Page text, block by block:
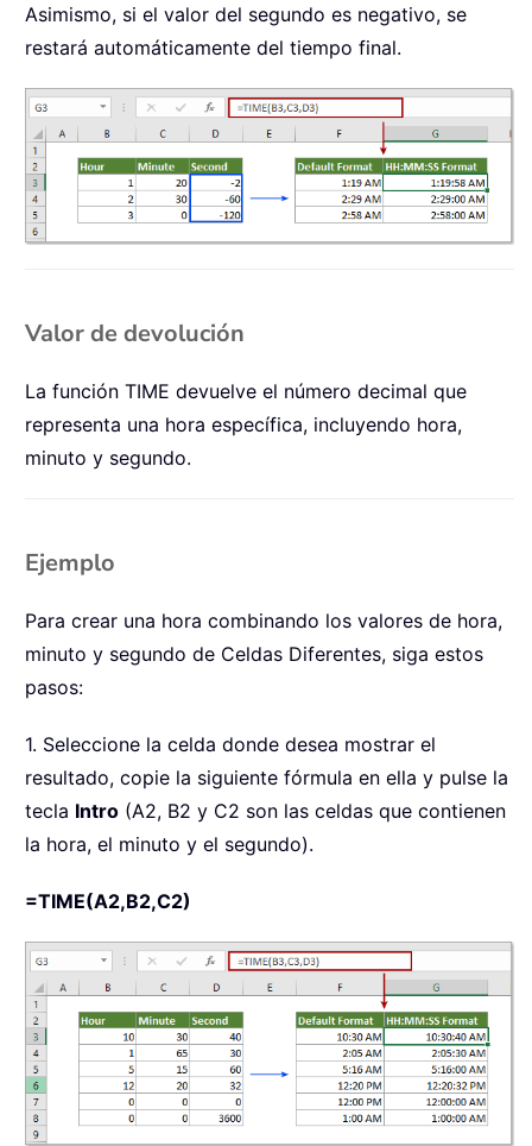
Asimismo, si el valor del segundo es negativo, se
restará automáticamente del tiempo final.
Valor de devolución
La función TIME devuelve el número decimal que
representa una hora específica, incluyendo hora,
minuto y segundo.
Ejemplo
Para crear una hora combinando los valores de hora,
minuto y segundo de Celdas Diferentes, siga estos
pasos:
1. Seleccione la celda donde desea mostrar el
resultado, copie la siguiente fórmula en ella y pulse la
tecla Intro (A2, B2 y C2 son las celdas que contienen
la hora, el minuto y el segundo).
=TIME(A2,B2,C2)